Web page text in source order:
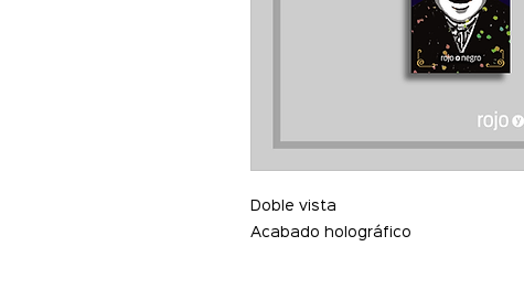
Doble vista
Acabado holográfico